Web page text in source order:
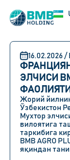
16.02.2026
ЭЛЧИСИ
Жорий
Ўзбекистон
Мухтор
вилоятига
таркибига
BMB AGRO
яқиндан